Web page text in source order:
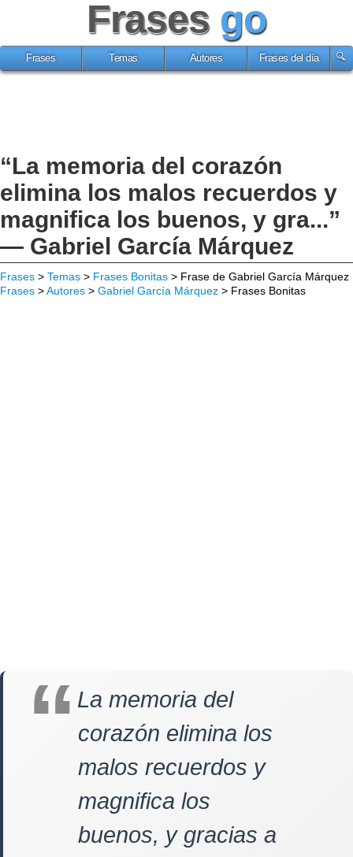
Frases go
Frases Temas Autores Frases del día
“La memoria del corazón
elimina los malos recuerdos y
magnifica los buenos, y gra...”
— Gabriel García Márquez
Frases > Temas > Frases Bonitas > Frase de Gabriel García Márquez
Frases >Autores > Gabriel García Márquez > Frases Bonitas
La memoria del
corazón elimina los
malos recuerdos y
magnifica los
buenos, y gracias a